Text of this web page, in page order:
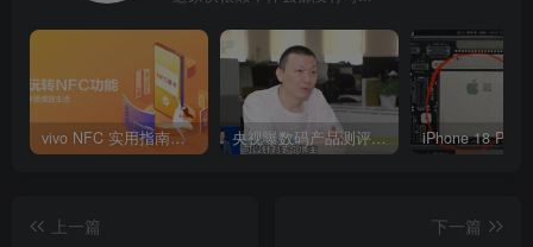
vivo NFC 实用指南：四大功能一键上手 央视曝数码产品测评潜规则：特供样机、固件作弊、云端调控
上一篇
下一篇